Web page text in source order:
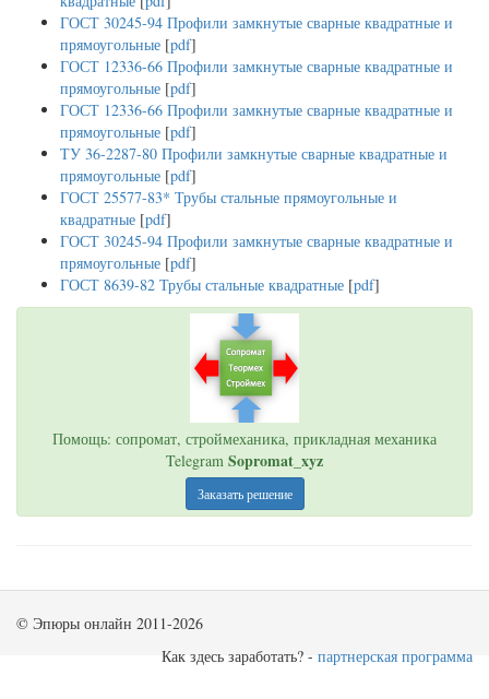
ГОСТ 30245-94 Профили замкнутые сварные квадратные и
прямоугольные [pdf]
ГОСТ 12336-66 Профили замкнутые сварные квадратные и
прямоугольные [pdf]
ГОСТ 12336-66 Профили замкнутые сварные квадратные и
прямоугольные [pdf]
ТУ 36-2287-80 Профили замкнутые сварные квадратные и
прямоугольные [pdf]
ГОСТ 25577-83* Трубы стальные прямоугольные и
квадратные [pdf]
ГОСТ 30245-94 Профили замкнутые сварные квадратные и
прямоугольные [pdf]
ГОСТ 8639-82 Трубы стальные квадратные [pdf]
Помощь: сопромат, строймеханика, прикладная механика
Telegram Sopromat_xyz
Заказать решение
© Эпюры онлайн 2011-2026
Как здесь заработать? - партнерская программа